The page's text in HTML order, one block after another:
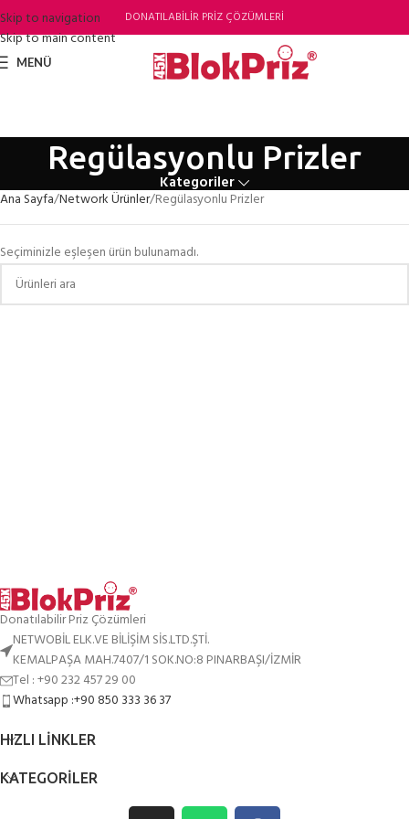
Skip to navigation
Skip to main content
DONATILABİLİR PRİZ ÇÖZÜMLERİ
MENÜ
Regülasyonlu Prizler
Kategoriler
Ana Sayfa Network Ürünler Regülasyonlu Prizler
Seçiminizle eşleşen ürün bulunamadı.
Donatılabilir Priz Çözümleri
NETWOBİL ELK.VE BİLİŞİM SİS.LTD.ŞTİ.
KEMALPAŞA MAH.7407/1 SOK.NO:8 PINARBAŞI/İZMİR
Tel : +90 232 457 29 00
Whatsapp :+90 850 333 36 37
HIZLI LINKLER
KATEGORILER